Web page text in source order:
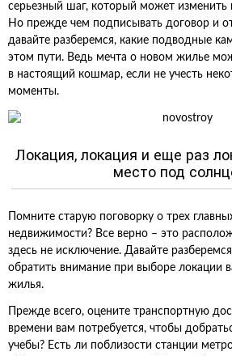
серьезный шаг, который может
Но прежде чем подписывать договор и
давайте разберемся, какие подводные
этом пути. Ведь мечта о новом жилье
в настоящий кошмар, если не учесть
моменты.
Локация, локация и еще раз
место под
Помните старую поговорку о трех
недвижимости? Все верно – это
здесь не исключение. Давайте
обратить внимание при выборе локации
жилья.
Прежде всего, оцените транспортную
времени вам потребуется, чтобы
учебы? Есть ли поблизости станции